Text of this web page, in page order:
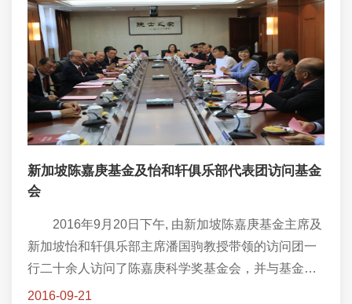
新加坡陈嘉庚基金及怡和轩俱乐部代表团访问基金
会
2016年9月20日下午, 由新加坡陈嘉庚基金主席及
新加坡怡和轩俱乐部主席潘国驹教授带领的访问团一
行二十余人访问了陈嘉庚科学奖基金会，并与基金会
领导进行了亲切交流。
2016-09-21